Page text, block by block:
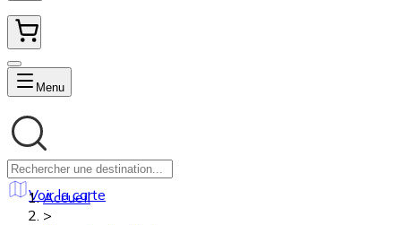
Menu
Voir la carte
Accueil
>